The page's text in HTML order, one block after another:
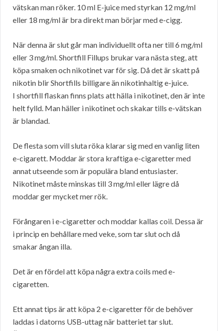
vätskan man röker. 10 ml E-juice med styrkan 12 mg/ml
eller 18 mg/ml är bra direkt man börjar med e-cigg.
När denna är slut går man individuellt ofta ner till 6 mg/ml
eller 3 mg/ml. Shortfill Fillups brukar vara nästa steg, att
köpa smaken och nikotinet var för sig. Då det är skatt på
nikotin blir Shortfills billigare än nikotinhaltig e-juice.
I shortfill flaskan finns plats att hälla i nikotinet, den är inte
helt fylld. Man häller i nikotinet och skakar tills e-vätskan
är blandad.
De flesta som vill sluta röka klarar sig med en vanlig liten
e-cigarett. Moddar är stora kraftiga e-cigaretter med
annat utseende som är populära bland entusiaster.
Nikotinet måste minskas till 3 mg/ml eller lägre då
moddar ger mycket mer rök.
Förångaren i e-cigaretter och moddar kallas coil. Dessa är
i princip en behållare med veke, som tar slut och då
smakar ångan illa.
Det är en fördel att köpa några extra coils med e-
cigaretten.
Ett annat tips är att köpa 2 e-cigaretter för de behöver
laddas i datorns USB-uttag när batteriet tar slut.